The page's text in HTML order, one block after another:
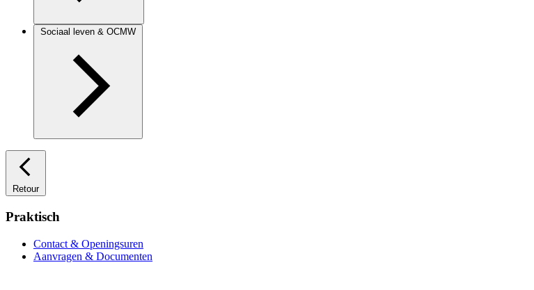
Sociaal leven & OCMW
Retour
Praktisch
Contact & Openingsuren
Aanvragen & Documenten